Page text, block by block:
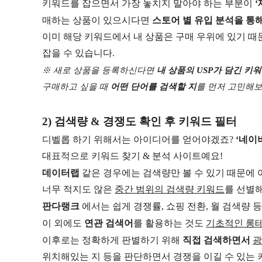
키워드를 잡으면서 가장 놓치지 말아야 하는 부분이 ‘
매하는 상품이 있으시다면 스토어 별 유입 분석을 통
이미 해당 키워드에서 내 상품은 구매 우위에 있기 때
잡을 수 있습니다.
※ 새로 상품을 등록하신다면 내 상품의 USP가 담긴 키
구매하고 싶을 때 어떤 단어를 검색할 지를 먼저 고민해
2) 검색량 & 경쟁도 확인 후 키워드 필터
디벨롭 하기 위해서는 아이디어를 얻어야겠죠? ‘네이
대표적으로 키워드 찾기 & 분석 사이트예요!
데이터랩 같은 경우에는 검색량만 볼 수 있기 때문에
너무 적지도 않은 중간 범위의 검색량 키워드를 선별
판다랭크 에서는 쉽게 경쟁률, 쇼핑 전환, 월 검색량
이 외에도 연관 검색어 를 활용하는 것도 기초적인 롱
이후로는 정확하게 판별하기 위해 직접 검색하면서
위치해있는 지 등을 판단하면서 경쟁을 이길 수 있는